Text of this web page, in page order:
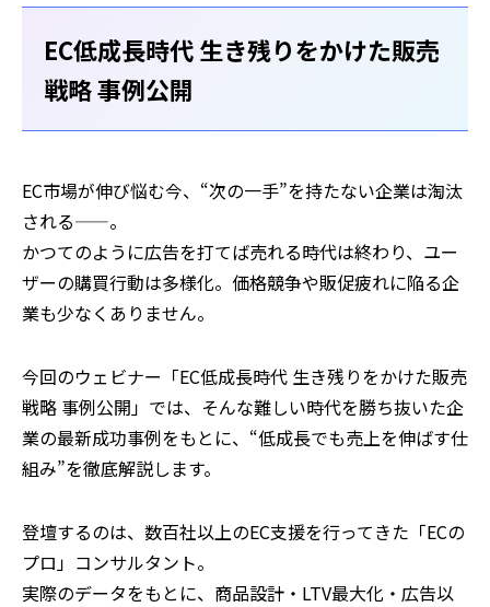
EC低成長時代 生き残りをかけた販売
戦略 事例公開
EC市場が伸び悩む今、“次の一手”を持たない企業は淘汰
される——。
かつてのように広告を打てば売れる時代は終わり、ユー
ザーの購買行動は多様化。価格競争や販促疲れに陥る企
業も少なくありません。
今回のウェビナー「EC低成長時代 生き残りをかけた販売
戦略 事例公開」では、そんな難しい時代を勝ち抜いた企
業の最新成功事例をもとに、“低成長でも売上を伸ばす仕
組み”を徹底解説します。
登壇するのは、数百社以上のEC支援を行ってきた「ECの
プロ」コンサルタント。
実際のデータをもとに、商品設計・LTV最大化・広告以